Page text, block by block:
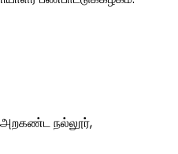
நல்லூர்,